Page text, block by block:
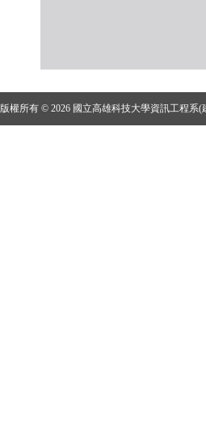
版權所有 © 2026 國立高雄科技大學資訊工程系(